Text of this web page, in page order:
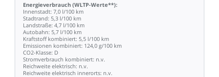
Energieverbrauch (WLTP-Werte**):
Innenstadt: 7,0 l/100 km
Stadtrand: 5,3 l/100 km
Landstraße: 4,7 l/100 km
Autobahn: 5,7 l/100 km
Kraftstoff kombiniert: 5,5 l/100 km
Emissionen kombiniert: 124,0 g/100 km
CO2-Klasse: D
Stromverbrauch kombiniert: n.v.
Reichweite elektrisch: n.v.
Reichweite elektrisch innerorts: n.v.